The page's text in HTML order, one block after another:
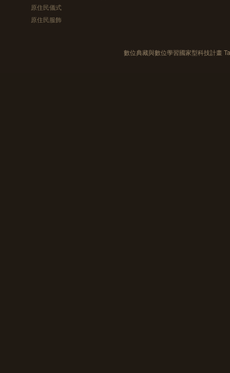
原住民儀式
原住民服飾
數位典藏與數位學習國家型科技計畫